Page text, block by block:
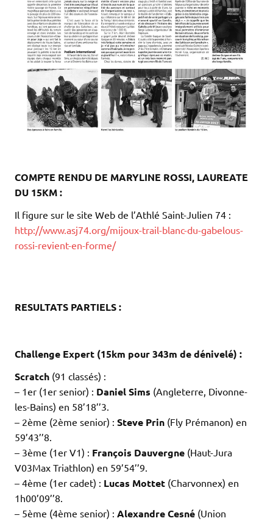
COMPTE RENDU DE MARYLINE ROSSI, LAUREATE
DU 15KM :
Il figure sur le site Web de l’Athlé Saint-Julien 74 :
http://www.asj74.org/mijoux-trail-blanc-du-gabelous-
rossi-revient-en-forme/
RESULTATS PARTIELS :
Challenge Expert (15km pour 343m de dénivelé) :
Scratch (91 classés) :
– 1er (1er senior) : Daniel Sims (Angleterre, Divonne-
les-Bains) en 58’18’’3.
– 2ème (2ème senior) : Steve Prin (Fly Prémanon) en
59’43’’8.
– 3ème (1er V1) : François Dauvergne (Haut-Jura
V03Max Triathlon) en 59’54’’9.
– 4ème (1er cadet) : Lucas Mottet (Charvonnex) en
1h00’09’’8.
– 5ème (4ème senior) : Alexandre Cesné (Union